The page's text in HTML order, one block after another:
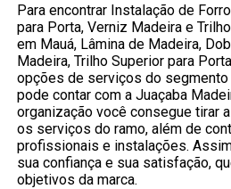
Para encontrar Instalação de
para Porta, Verniz Madeira e
em Mauá, Lâmina de Madeira,
Madeira, Trilho Superior para
opções de serviços do
pode contar com a Juaçaba
organização você consegue tirar
os serviços do ramo, além de
profissionais e instalações.
sua confiança e sua satisfação,
objetivos da marca.